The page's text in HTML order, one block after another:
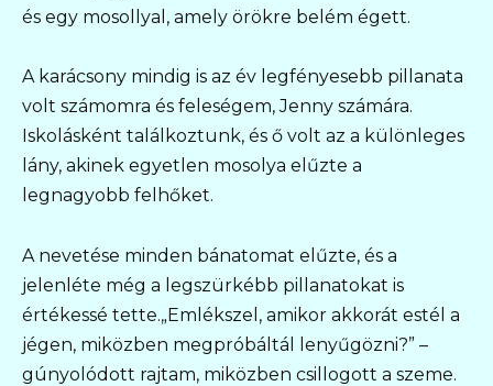
és egy mosollyal, amely örökre belém égett.
A karácsony mindig is az év legfényesebb pillanata
volt számomra és feleségem, Jenny számára.
Iskolásként találkoztunk, és ő volt az a különleges
lány, akinek egyetlen mosolya elűzte a
legnagyobb felhőket.
A nevetése minden bánatomat elűzte, és a
jelenléte még a legszürkébb pillanatokat is
értékessé tette.„Emlékszel, amikor akkorát estél a
jégen, miközben megpróbáltál lenyűgözni?” –
gúnyolódott rajtam, miközben csillogott a szeme.